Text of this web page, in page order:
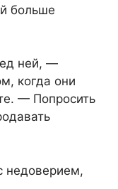
больше
ней, —
когда они
— Попросить
недоверием,